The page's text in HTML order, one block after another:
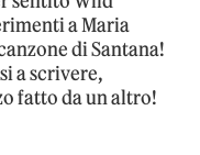
a Maria
di Santana!
a scrivere,
fatto da un altro!